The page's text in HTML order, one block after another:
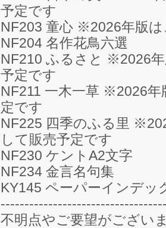
予定です
NF203 童心 ※2026年版
NF204 名作花鳥六選
NF210 ふるさと ※2026
予定です
NF211 一木一草 ※2026
定です
NF225 四季のふる里
して販売予定です
NF230 ケントA2文字
NF234 金言名句集
KY145 ペーパーインデッ
不明点やご要望がござい